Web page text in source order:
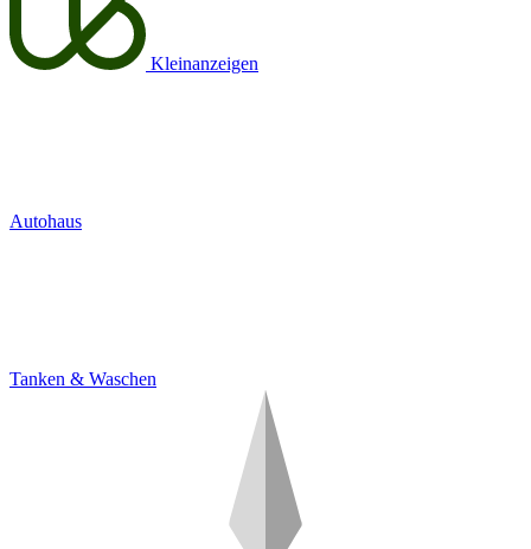
Kleinanzeigen
Autohaus
Tanken & Waschen